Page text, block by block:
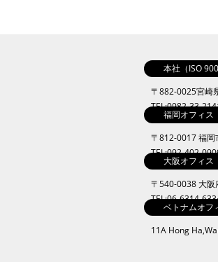
本社（ISO
〒882-0025宮崎
TEL:0982-33-
福岡オフィス
〒812-0017 福
TEL:092-402-
大阪オフィス
〒540-0038 大阪
TEL:06-6314-
ベトナムオフ
11A Hong